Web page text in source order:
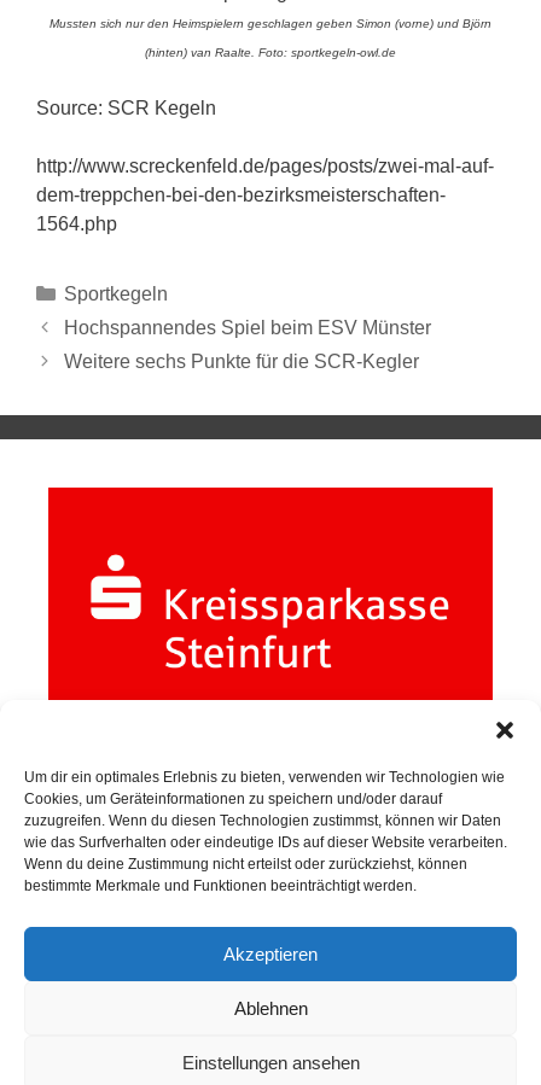
Um dir ein optimales Erlebnis zu bieten, verwenden wir Technologien wie
Cookies, um Geräteinformationen zu speichern und/oder darauf
zuzugreifen. Wenn du diesen Technologien zustimmst, können wir Daten
wie das Surfverhalten oder eindeutige IDs auf dieser Website verarbeiten.
Wenn du deine Zustimmung nicht erteilst oder zurückziehst, können
bestimmte Merkmale und Funktionen beeinträchtigt werden.
Akzeptieren
Ablehnen
Einstellungen ansehen
Mussten sich nur den Heimspielern geschlagen geben Simon (vorne) und Björn
(hinten) van Raalte. Foto: sportkegeln-owl.de
Source: SCR Kegeln
http://www.screckenfeld.de/pages/posts/zwei-mal-auf-
dem-treppchen-bei-den-bezirksmeisterschaften-
1564.php
Sportkegeln
Hochspannendes Spiel beim ESV Münster
Weitere sechs Punkte für die SCR-Kegler
SPORTKEGELN
Mannschaften